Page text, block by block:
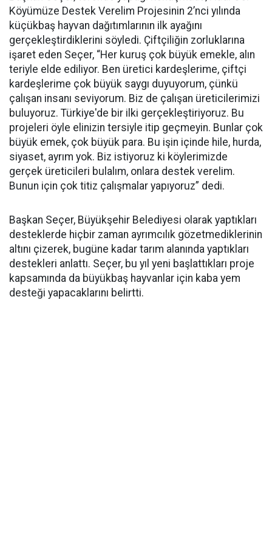
Köyümüze Destek Verelim Projesinin 2’nci yılında
küçükbaş hayvan dağıtımlarının ilk ayağını
gerçekleştirdiklerini söyledi. Çiftçiliğin zorluklarına
işaret eden Seçer, “Her kuruş çok büyük emekle, alın
teriyle elde ediliyor. Ben üretici kardeşlerime, çiftçi
kardeşlerime çok büyük saygı duyuyorum, çünkü
çalışan insanı seviyorum. Biz de çalışan üreticilerimizi
buluyoruz. Türkiye'de bir ilki gerçekleştiriyoruz. Bu
projeleri öyle elinizin tersiyle itip geçmeyin. Bunlar çok
büyük emek, çok büyük para. Bu işin içinde hile, hurda,
siyaset, ayrım yok. Biz istiyoruz ki köylerimizde
gerçek üreticileri bulalım, onlara destek verelim.
Bunun için çok titiz çalışmalar yapıyoruz” dedi.
Başkan Seçer, Büyükşehir Belediyesi olarak yaptıkları
desteklerde hiçbir zaman ayrımcılık gözetmediklerinin
altını çizerek, bugüne kadar tarım alanında yaptıkları
destekleri anlattı. Seçer, bu yıl yeni başlattıkları proje
kapsamında da büyükbaş hayvanlar için kaba yem
desteği yapacaklarını belirtti.